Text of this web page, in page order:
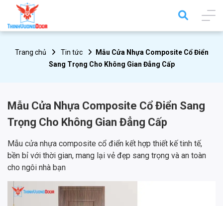
Trang chủ Tin tức
Mẫu Cửa Nhựa Composite Cổ Điển
Sang Trọng Cho Không Gian Đẳng Cấp
Mẫu Cửa Nhựa Composite Cổ Điển Sang
Trọng Cho Không Gian Đẳng Cấp
Mẫu cửa nhựa composite cổ điển kết hợp thiết kế tinh tế,
bền bỉ với thời gian, mang lại vẻ đẹp sang trọng và an toàn
cho ngôi nhà bạn